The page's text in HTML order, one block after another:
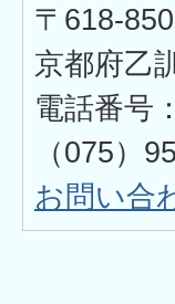
〒618-
京都府乙
電話番号
（075）
お問い合